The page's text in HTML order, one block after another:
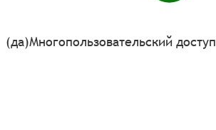
(да)Многопользовательский доступ